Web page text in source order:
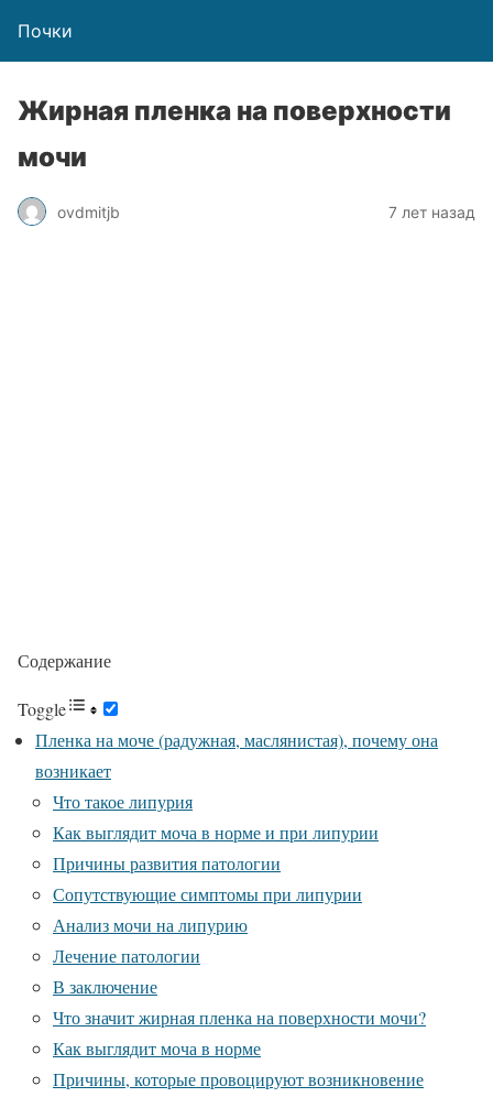
Почки
Жирная пленка на поверхности
мочи
ovdmitjb 7 лет назад
Содержание
Toggle
Пленка на моче (радужная, маслянистая), почему она
возникает
Что такое липурия
Как выглядит моча в норме и при липурии
Причины развития патологии
Сопутствующие симптомы при липурии
Анализ мочи на липурию
Лечение патологии
В заключение
Что значит жирная пленка на поверхности мочи?
Как выглядит моча в норме
Причины, которые провоцируют возникновение